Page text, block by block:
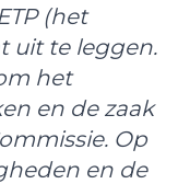
(het
uit te leggen.
het
en de zaak
Op
en de